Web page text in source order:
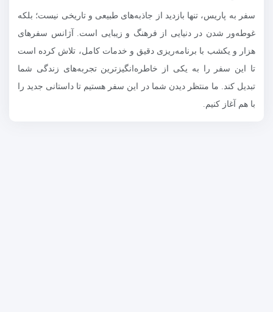
سفر به پاریس، تنها بازدید از جاذبه‌های طبیعی و تاریخی نیست؛ بلکه
غوطه‌ور شدن در دنیایی از فرهنگ و زیبایی است. آژانس سفرهای
هزار و یکشب با برنامه‌ریزی دقیق و خدمات کامل، تلاش کرده است
تا این سفر را به یکی از خاطره‌انگیزترین تجربه‌های زندگی شما
تبدیل کند. ما منتظر دیدن شما در این سفر هستیم تا داستانی جدید را
با هم آغاز کنیم.